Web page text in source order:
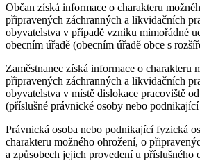
Občan získá informace o charakteru
připravených záchranných a likvidačních
obyvatelstva v případě vzniku mimořádné
obecním úřadě (obecním úřadě obce s
Zaměstnanec získá informace o charakteru
připravených záchranných a likvidačních
obyvatelstva v místě dislokace pracoviště
(příslušné právnické osoby nebo
Právnická osoba nebo podnikající fyzická
charakteru možného ohrožení, o
a způsobech jejich provedení u příslušného